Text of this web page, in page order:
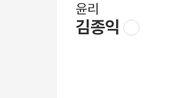
윤리
김종익